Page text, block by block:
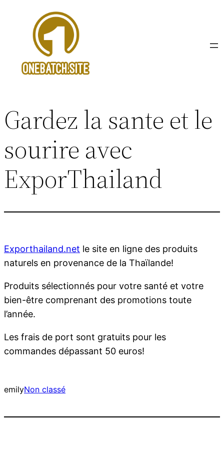
contenu
Gardez la sante et le
sourire avec
ExporThailand
Exporthailand.net le site en ligne des produits
naturels en provenance de la Thaïlande!
Produits sélectionnés pour votre santé et votre
bien-être comprenant des promotions toute
l’année.
Les frais de port sont gratuits pour les
commandes dépassant 50 euros!
emilyNon classé